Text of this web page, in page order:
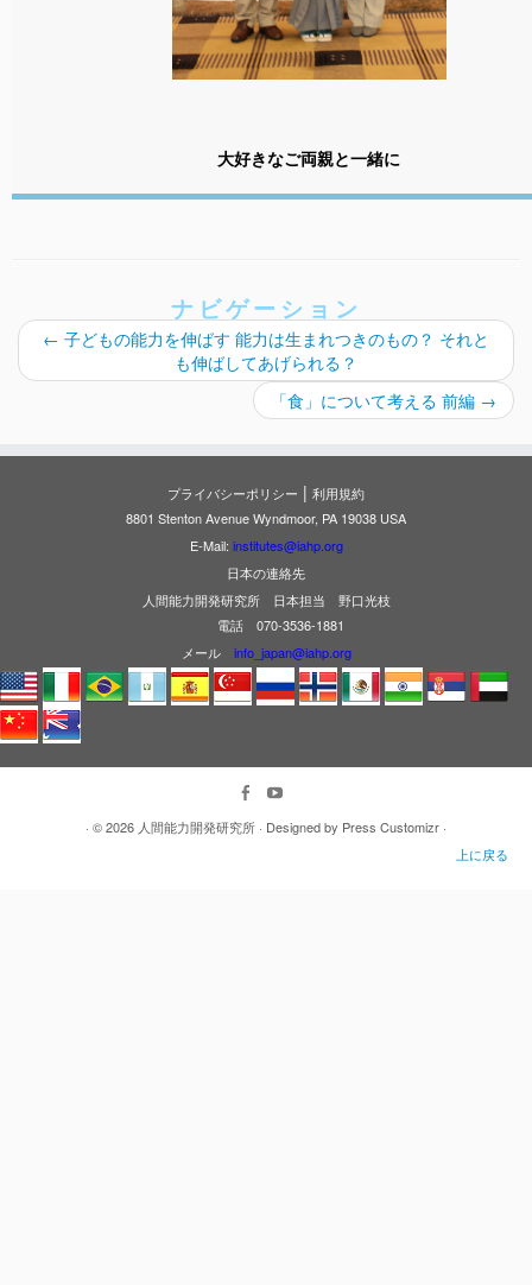
大好きなご両親と一緒に
ナビゲーション
← 子どもの能力を伸ばす 能力は生まれつきのもの？ それと
も伸ばしてあげられる？
「食」について考える 前編 →
プライバシーポリシー | 利用規約
8801 Stenton Avenue Wyndmoor, PA 19038 USA
E-Mail: institutes@iahp.org
日本の連絡先
人間能力開発研究所 日本担当 野口光枝
電話 070-3536-1881
メール info_japan@iahp.org
· © 2026 人間能力開発研究所 · Designed by Press Customizr ·
上に戻る